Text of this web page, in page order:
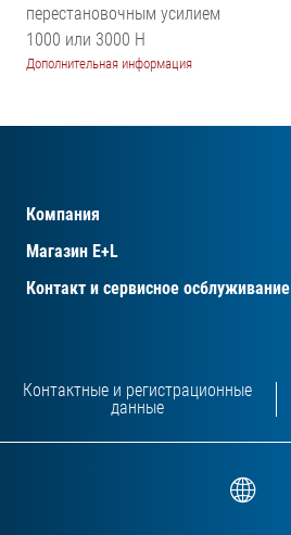
перестановочным усилием
1000 или 3000 Н
Дополнительная информация
Компания
Магазин E+L
Контакт и сервисное осблуживание
Контактные и регистрационные
данные